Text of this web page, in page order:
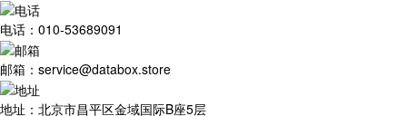
电话：010-53689091
邮箱：service@databox.store
地址：北京市昌平区金域国际B座5层